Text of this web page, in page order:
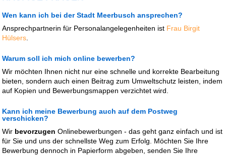
Wen kann ich bei der Stadt Meerbusch ansprechen?
Ansprechpartnerin für Personalangelegenheiten ist Frau Birgit
Hülsers
Warum soll ich mich online bewerben?
Wir möchten Ihnen nicht nur eine schnelle und korrekte Bearbeitung
bieten, sondern auch einen Beitrag zum Umweltschutz leisten, indem
auf Kopien und Bewerbungsmappen verzichtet wird.
Kann ich meine Bewerbung auch auf dem Postweg
verschicken?
Wir bevorzugenOnlinebewerbungen - das geht ganz einfach und ist
für Sie und uns der schnellste Weg zum Erfolg. Möchten Sie Ihre
Bewerbung dennoch in Papierform abgeben, senden Sie Ihre